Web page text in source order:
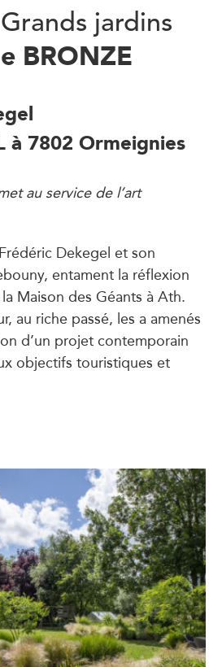
jardins
BRONZE
à 7802 Ormeignies
au service de l’art
Dekegel et son
entament la réflexion
Maison des Géants à Ath.
au riche passé, les a amenés
d’un projet contemporain
objectifs touristiques et